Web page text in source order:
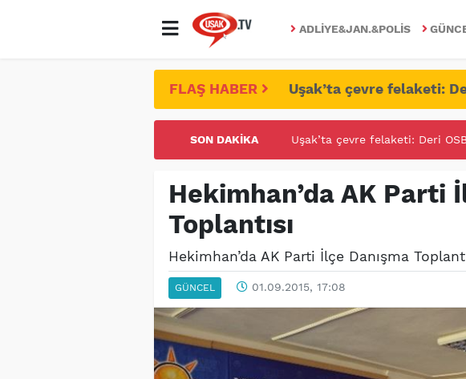
ADLIYE&JAN.&POLIS
FLAŞ HABER Uşak’ta çevre felaketi:
SON DAKIKA UŞAK ÜNİVERİTESİNDE FETÖ/
Hekimhan’da AK Parti
Toplantısı
Hekimhan’da AK Parti İlçe Danışma
GÜNCEL 01.09.2015, 17:08